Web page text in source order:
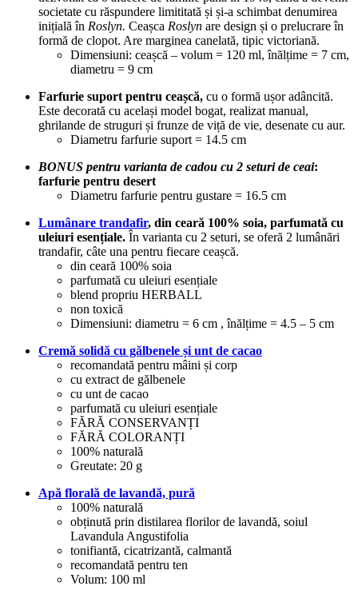
societate cu răspundere limititată și și-a schimbat denumirea
inițială în Roslyn. Ceașca Roslyn are design și o prelucrare în
formă de clopot. Are marginea canelată, tipic victoriană.
Dimensiuni: ceașcă – volum = 120 ml, înălțime = 7 cm,
diametru = 9 cm
Farfurie suport pentru ceașcă, cu o formă ușor adâncită.
Este decorată cu același model bogat, realizat manual,
ghrilande de struguri și frunze de viță de vie, desenate cu aur.
Diametru farfurie suport = 14.5 cm
BONUS pentru varianta de cadou cu 2 seturi de ceai:
farfurie pentru desert
Diametru farfurie pentru gustare = 16.5 cm
Lumânare trandafir, din ceară 100% soia, parfumată cu
uleiuri esențiale. În varianta cu 2 seturi, se oferă 2 lumânări
trandafir, câte una pentru fiecare ceașcă.
din ceară 100% soia
parfumată cu uleiuri esențiale
blend propriu HERBALL
non toxică
Dimensiuni: diametru = 6 cm , înălțime = 4.5 – 5 cm
Cremă solidă cu gălbenele și unt de cacao
recomandată pentru mâini și corp
cu extract de gălbenele
cu unt de cacao
parfumată cu uleiuri esențiale
FĂRĂ CONSERVANȚI
FĂRĂ COLORANȚI
100% naturală
Greutate: 20 g
Apă florală de lavandă, pură
100% naturală
obținută prin distilarea florilor de lavandă, soiul
Lavandula Angustifolia
tonifiantă, cicatrizantă, calmantă
recomandată pentru ten
Volum: 100 ml